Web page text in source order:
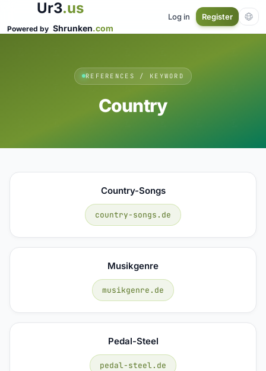
Ur3.us
Powered by Shrunken.com
Log in Register
REFERENCES / KEYWORD
Country
Country-Songs
country-songs.de
Musikgenre
musikgenre.de
Pedal-Steel
pedal-steel.de